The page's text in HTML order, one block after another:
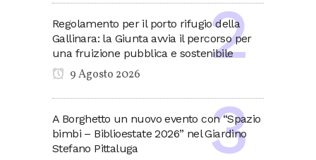
Regolamento per il porto rifugio della
Gallinara: la Giunta avvia il percorso per
una fruizione pubblica e sostenibile
9 Agosto 2026
A Borghetto un nuovo evento con “Spazio
bimbi – Biblioestate 2026” nel Giardino
Stefano Pittaluga